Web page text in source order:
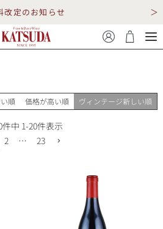
改定のお知らせ
勝田商店について
順 価格が高い順 ヴィンテージ新しい順
件中 1-20件表示
2 … 23